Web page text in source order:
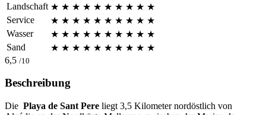
Landschaft ★ ★ ★ ★ ★ ★ ★ ★ ★ ★
Service
★ ★ ★ ★ ★ ★ ★ ★ ★ ★
Wasser
★ ★ ★ ★ ★ ★ ★ ★ ★ ★
Sand
★ ★ ★ ★ ★ ★ ★ ★ ★ ★
6,5 /10
Beschreibung
Die Playa de Sant Pere liegt 3,5 Kilometer nordöstlich von